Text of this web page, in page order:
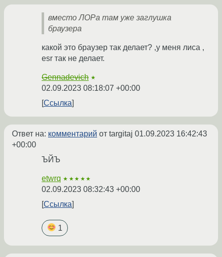
вместо ЛОРа там уже заглушка
браузера
какой это браузер так делает? ,у меня лиса ,
esr так не делает.
Gennadevich ★
02.09.2023 08:18:07 +00:00
Ссылка
Ответ на: комментарий от targitaj 01.09.2023 16:42:43
+00:00
ЪЙЪ
etwrq ★★★★★
02.09.2023 08:32:43 +00:00
Ссылка
1